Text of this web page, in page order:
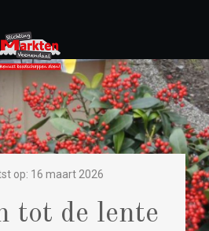
op: 16 maart 2026
tot de lente